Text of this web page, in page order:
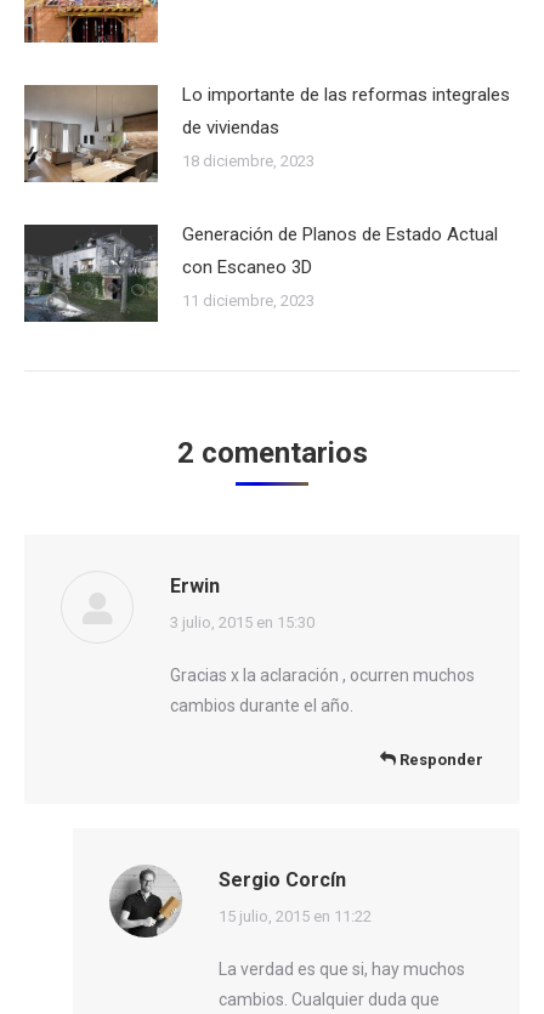
Lo importante de las reformas integrales
de viviendas
18 diciembre, 2023
Generación de Planos de Estado Actual
con Escaneo 3D
11 diciembre, 2023
2 comentarios
Erwin
dice:
3 julio, 2015 en 15:30
Gracias x la aclaración , ocurren muchos
cambios durante el año.
Responder
Sergio Corcín
dice:
15 julio, 2015 en 11:22
La verdad es que si, hay muchos
cambios. Cualquier duda que